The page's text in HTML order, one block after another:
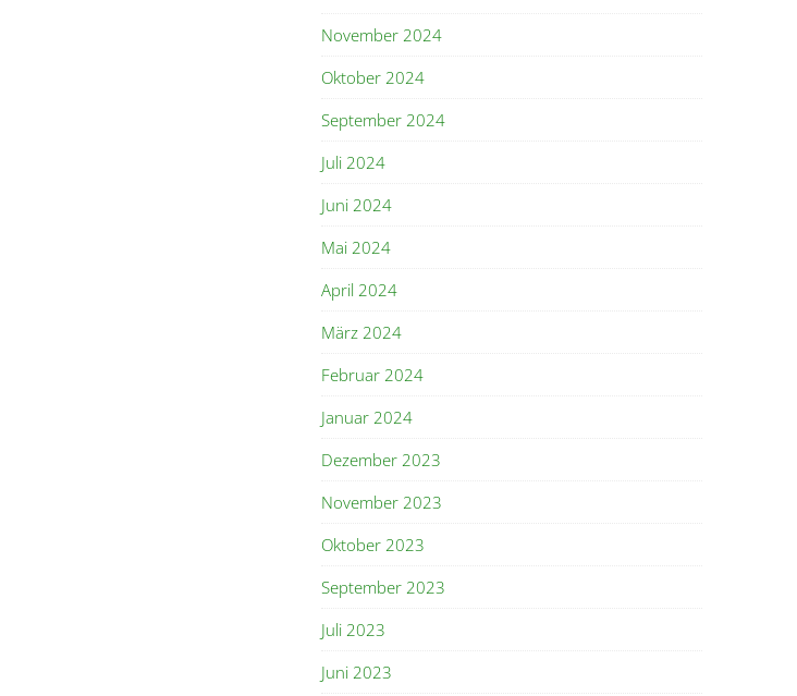
November 2024
Oktober 2024
September 2024
Juli 2024
Juni 2024
Mai 2024
April 2024
März 2024
Februar 2024
Januar 2024
Dezember 2023
November 2023
Oktober 2023
September 2023
Juli 2023
Juni 2023